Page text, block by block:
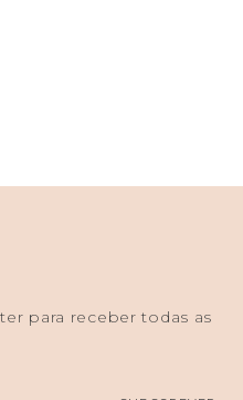
para receber todas as